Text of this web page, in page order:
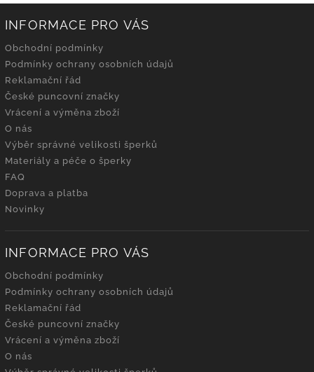
INFORMACE PRO VÁS
Obchodní podmínky
Podmínky ochrany osobních údajů
Reklamační řád
České puncovní značky
Vrácení a výměna zboží
O nás
Výběr správné velikosti šperků
Materiály a péče o šperky
FAQ
Doprava a platba
Novinky
INFORMACE PRO VÁS
Obchodní podmínky
Podmínky ochrany osobních údajů
Reklamační řád
České puncovní značky
Vrácení a výměna zboží
O nás